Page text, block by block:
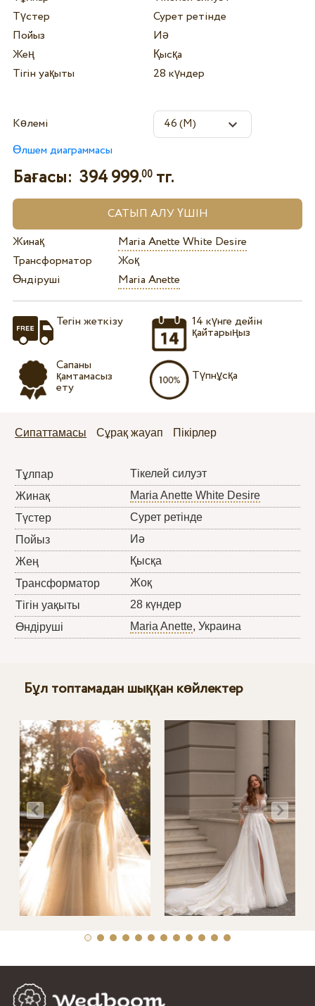
Түстер
Сурет ретінде
Пойыз
Иә
Жең
Қысқа
Тігін уақыты
28 күндер
Көлемі
Өлшем диаграммасы
Бағасы: 394 999.00тг.
Жинақ
Maria Anette White Desire
Трансформатор
Жоқ
Өндіруші
Maria Anette
Тегін жеткізу
Сапаны
қамтамасыз
ету
14 күнге дейін
қайтарыңыз
Түпнұсқа
Сипаттамасы Сұрақ жауап Пікірлер
Тұлпар
Тікелей силуэт
Жинақ
Maria Anette White Desire
Түстер
Сурет ретінде
Пойыз
Иә
Жең
Қысқа
Трансформатор
Жоқ
Тігін уақыты
28 күндер
Өндіруші
Maria Anette, Украина
Бұл топтамадан шыққан көйлектер